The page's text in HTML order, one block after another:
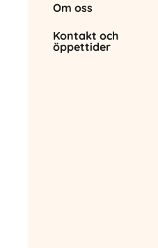
Om oss
Kontakt och
öppettider